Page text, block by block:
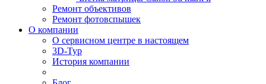
Ремонт объективов
Ремонт фотовспышек
О компании
О сервисном центре в настоящем
3D-Тур
История компании